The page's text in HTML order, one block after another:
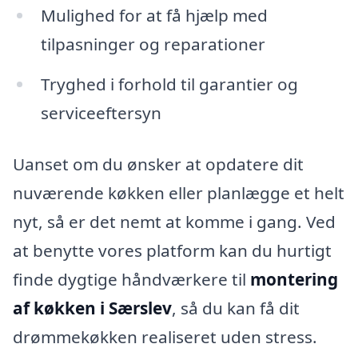
Mulighed for at få hjælp med
tilpasninger og reparationer
Tryghed i forhold til garantier og
serviceeftersyn
Uanset om du ønsker at opdatere dit
nuværende køkken eller planlægge et helt
nyt, så er det nemt at komme i gang. Ved
at benytte vores platform kan du hurtigt
finde dygtige håndværkere til montering
af køkken i Særslev, så du kan få dit
drømmekøkken realiseret uden stress.